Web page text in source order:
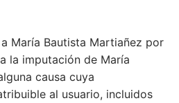
María Bautista Martiañez por
la imputación de María
causa cuya
al usuario, incluidos